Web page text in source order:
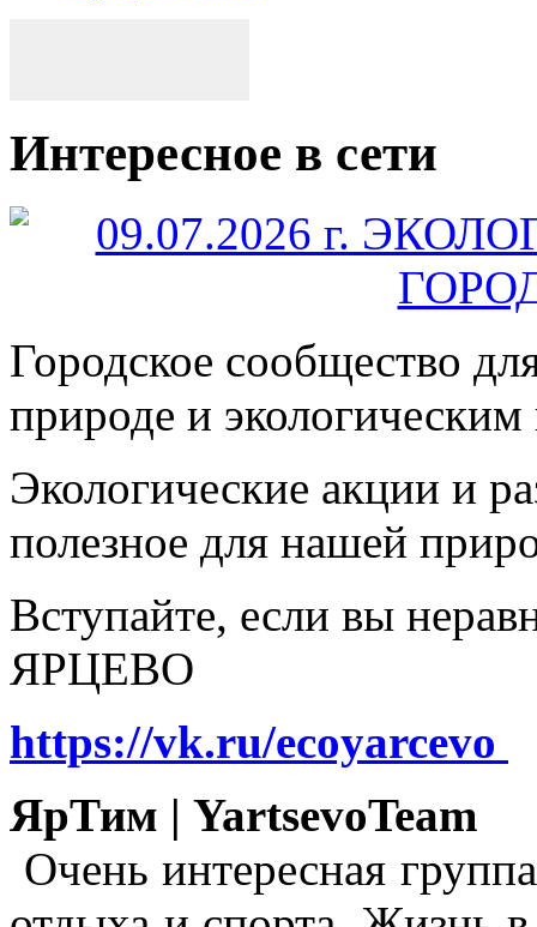
Интересное в сети
Городское сообщество
природе и
Экологические акции и
полезное для нашей
Вступайте, если вы
ЯРЦЕВО
https://vk.ru/ecoyarcevo
ЯрТим | YartsevoTeam
Очень интересная